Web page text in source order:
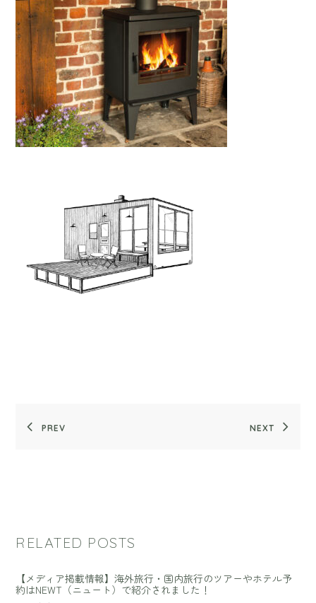
PREV NEXT
RELATED POSTS
【メディア掲載情報】海外旅行・国内旅行のツアーやホテル予
約はNEWT（ニュート）で紹介されました！